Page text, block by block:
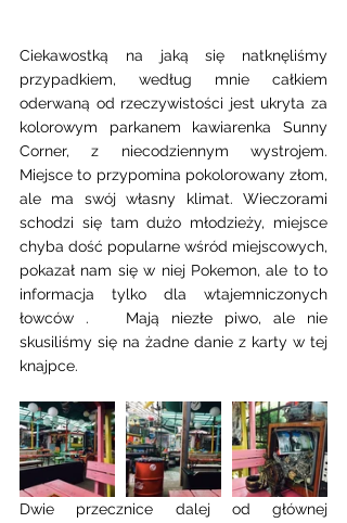
Ciekawostką na jaką się natknęliśmy
przypadkiem, według mnie całkiem
oderwaną od rzeczywistości jest ukryta za
kolorowym parkanem kawiarenka Sunny
Corner, z niecodziennym wystrojem.
Miejsce to przypomina pokolorowany złom,
ale ma swój własny klimat. Wieczorami
schodzi się tam dużo młodzieży, miejsce
chyba dość popularne wśród miejscowych,
pokazał nam się w niej Pokemon, ale to to
informacja tylko dla wtajemniczonych
łowców .   Mają niezłe piwo, ale nie
skusiliśmy się na żadne danie z karty w tej
knajpce.
Dwie przecznice dalej od głównej